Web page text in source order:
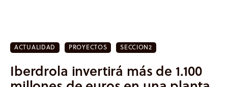
Investigación
Proyectos
ACTUALIDAD PROYECTOS SECCION2
Iberdrola invertirá más de 1.100